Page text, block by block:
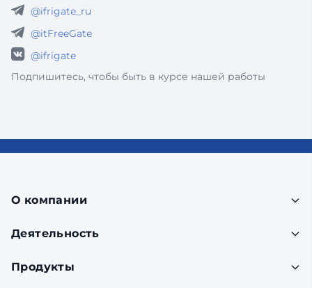
@ifrigate_ru
@itFreeGate
@ifrigate
Подпишитесь, чтобы быть в курсе нашей работы
О компании
Деятельность
Продукты